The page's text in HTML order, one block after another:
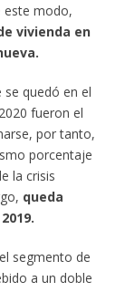
este modo,
vivienda en
quedó en el
fueron el
por tanto,
porcentaje
la crisis
queda
segmento de
a un doble